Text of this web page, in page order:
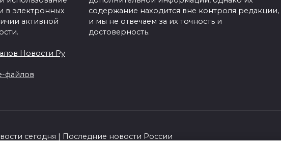
в электронных
активной
Новости Ру
файлов
содержание находится вне контроля редакции,
и мы не отвечаем за их точность и
достоверность.
сегодня | Последние новости России